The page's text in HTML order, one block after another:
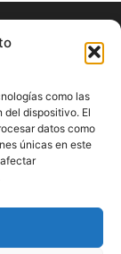
como las
dispositivo. El
datos como
únicas en este
general